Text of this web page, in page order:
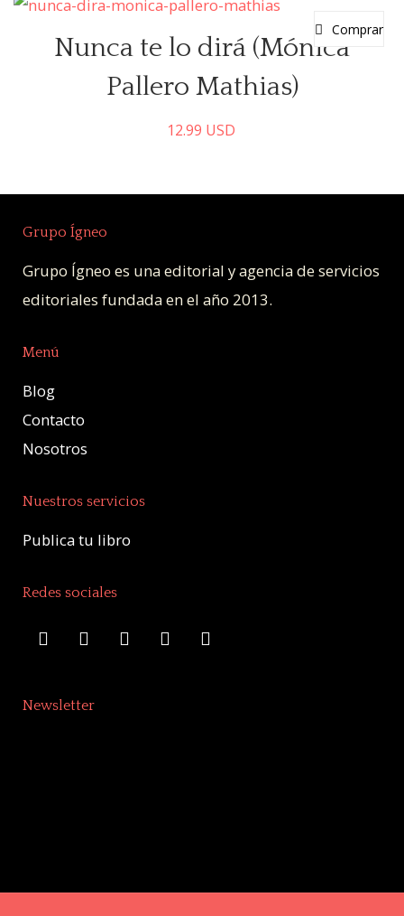
Nunca te lo dirá (Mónica
Pallero Mathias)
12.99 USD
Comprar
Grupo Ígneo
Grupo Ígneo es una editorial y agencia de servicios
editoriales fundada en el año 2013.
Menú
Blog
Contacto
Nosotros
Nuestros servicios
Publica tu libro
Redes sociales
Newsletter